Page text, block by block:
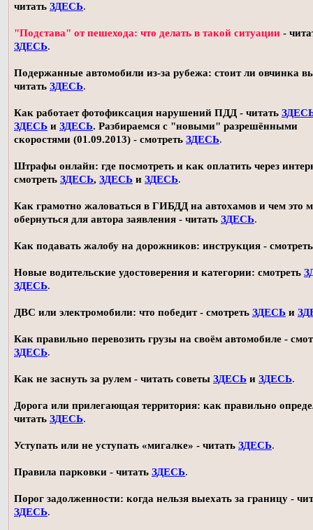
читать ЗДЕСЬ.
"Подстава" от пешехода: что делать в такой ситуации -
ЗДЕСЬ.
Подержанные автомобили из-за рубежа: стоит ли овчинка
читать ЗДЕСЬ.
Как работает фотофиксация нарушений ПДД - читать
ЗДЕСЬ и ЗДЕСЬ. Разбираемся с "новыми" разрешёнными
скоростями (01.09.2013) - смотреть ЗДЕСЬ.
Штрафы онлайн: где посмотреть и как оплатить через
смотреть ЗДЕСЬ, ЗДЕСЬ и ЗДЕСЬ.
Как грамотно жаловаться в ГИБДД на автохамов и чем это
обернуться для автора заявления - читать ЗДЕСЬ.
Как подавать жалобу на дорожников: инструкция -
Новые водительские удостоверения и категории: смотреть
ЗДЕСЬ.
ДВС или электромобили: что победит - смотреть ЗДЕСЬ и
Как правильно перевозить грузы на своём автомобиле -
ЗДЕСЬ.
Как не заснуть за рулем - читать советы ЗДЕСЬ и ЗДЕСЬ.
Дорога или прилегающая территория: как правильно
читать ЗДЕСЬ.
Уступать или не уступать «мигалке» - читать ЗДЕСЬ.
Правила парковки - читать ЗДЕСЬ.
Порог задолженности: когда нельзя выехать за границу -
ЗДЕСЬ.